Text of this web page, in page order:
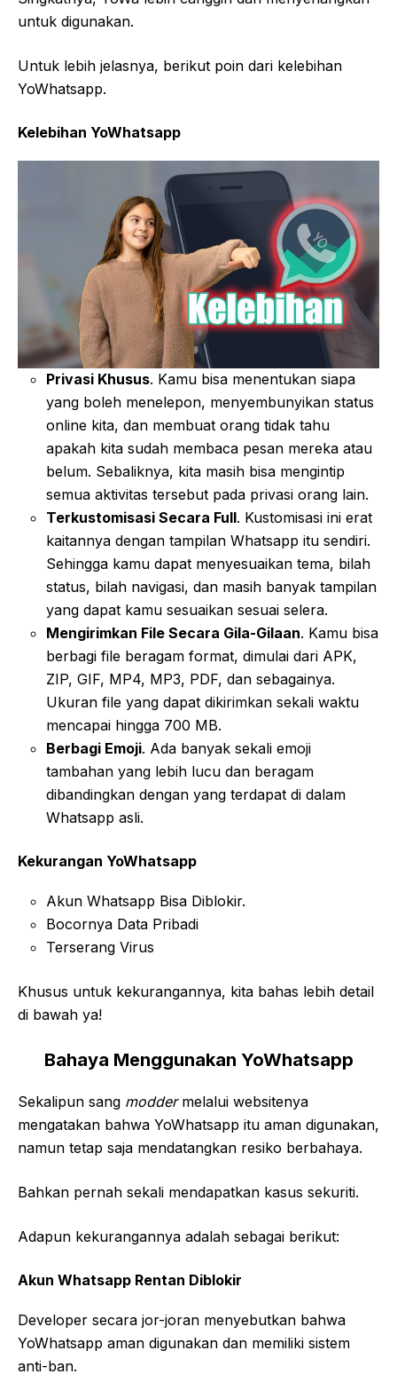
untuk digunakan.
Untuk lebih jelasnya, berikut poin dari kelebihan
YoWhatsapp.
Kelebihan YoWhatsapp
Privasi Khusus. Kamu bisa menentukan siapa
yang boleh menelepon, menyembunyikan status
online kita, dan membuat orang tidak tahu
apakah kita sudah membaca pesan mereka atau
belum. Sebaliknya, kita masih bisa mengintip
semua aktivitas tersebut pada privasi orang lain.
Terkustomisasi Secara Full. Kustomisasi ini erat
kaitannya dengan tampilan Whatsapp itu sendiri.
Sehingga kamu dapat menyesuaikan tema, bilah
status, bilah navigasi, dan masih banyak tampilan
yang dapat kamu sesuaikan sesuai selera.
Mengirimkan File Secara Gila-Gilaan. Kamu bisa
berbagi file beragam format, dimulai dari APK,
ZIP, GIF, MP4, MP3, PDF, dan sebagainya.
Ukuran file yang dapat dikirimkan sekali waktu
mencapai hingga 700 MB.
Berbagi Emoji. Ada banyak sekali emoji
tambahan yang lebih lucu dan beragam
dibandingkan dengan yang terdapat di dalam
Whatsapp asli.
Kekurangan YoWhatsapp
Akun Whatsapp Bisa Diblokir.
Bocornya Data Pribadi
Terserang Virus
Khusus untuk kekurangannya, kita bahas lebih detail
di bawah ya!
Bahaya Menggunakan YoWhatsapp
Sekalipun sang modder melalui websitenya
mengatakan bahwa YoWhatsapp itu aman digunakan,
namun tetap saja mendatangkan resiko berbahaya.
Bahkan pernah sekali mendapatkan kasus sekuriti.
Adapun kekurangannya adalah sebagai berikut:
Akun Whatsapp Rentan Diblokir
Developer secara jor-joran menyebutkan bahwa
YoWhatsapp aman digunakan dan memiliki sistem
anti-ban.